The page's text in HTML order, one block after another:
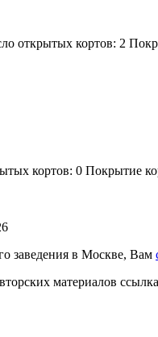
открытых кортов: 2
кортов: 0 Покрытие
заведения в Москве, Вам
материалов